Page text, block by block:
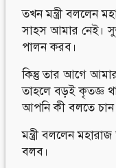
তখন মন্ত্রী বললেন
সাহস আমার নেই।
পালন করব।
কিন্তু তার আগে
তাহলে বড়ই কৃতজ্ঞ
আপনি কী বলতে
মন্ত্রী বললেন
বলব।